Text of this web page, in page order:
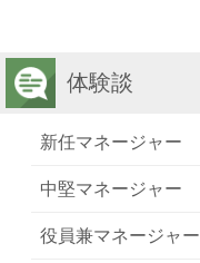
体験談
新任マネージャー
中堅マネージャー
役員兼マネージャー